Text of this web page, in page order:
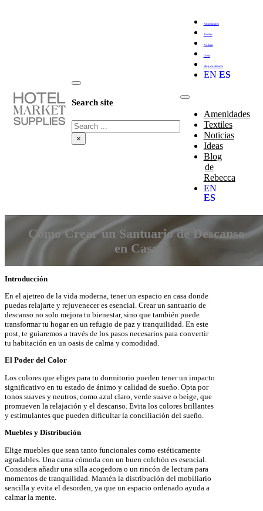
Search site
Search
×
Amenidades
Textiles
Noticias
Ideas
Blog de Rebecca
EN ES
Amenidades
Textiles
Noticias
Ideas
Blog
de
Rebecca
EN
ES
Cómo Crear un Santuario de Descanso
en Casa
Introducción
En el ajetreo de la vida moderna, tener un espacio en casa donde
puedas relajarte y rejuvenecer es esencial. Crear un santuario de
descanso no solo mejora tu bienestar, sino que también puede
transformar tu hogar en un refugio de paz y tranquilidad. En este
post, te guiaremos a través de los pasos necesarios para convertir
tu habitación en un oasis de calma y comodidad.
El Poder del Color
Los colores que eliges para tu dormitorio pueden tener un impacto
significativo en tu estado de ánimo y calidad de sueño. Opta por
tonos suaves y neutros, como azul claro, verde suave o beige, que
promueven la relajación y el descanso. Evita los colores brillantes
y estimulantes que pueden dificultar la conciliación del sueño.
Muebles y Distribución
Elige muebles que sean tanto funcionales como estéticamente
agradables. Una cama cómoda con un buen colchón es esencial.
Considera añadir una silla acogedora o un rincón de lectura para
momentos de tranquilidad. Mantén la distribución del mobiliario
sencilla y evita el desorden, ya que un espacio ordenado ayuda a
calmar la mente.